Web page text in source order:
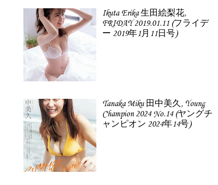
Ikuta Erika 生田絵梨花,
FRIDAY 2019.01.11 (フライデ
ー 2019年1月11日号)
Tanaka Miku 田中美久, Young
Champion 2024 No.14 (ヤングチ
ャンピオン 2024年14号)